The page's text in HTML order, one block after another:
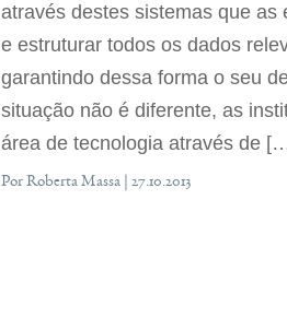
através destes sistemas que
e estruturar todos os dados
garantindo dessa forma o seu
situação não é diferente, as
área de tecnologia através de
Por Roberta Massa | 27.10.2013